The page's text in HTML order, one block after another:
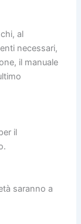
al
necessari,
il manuale
il
saranno a